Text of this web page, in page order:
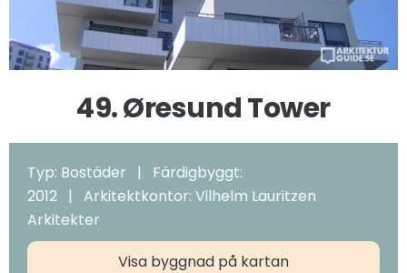
49. Øresund Tower
Typ: Bostäder | Färdigbyggt:
2012 | Arkitektkontor: Vilhelm Lauritzen
Arkitekter
Visa byggnad på kartan